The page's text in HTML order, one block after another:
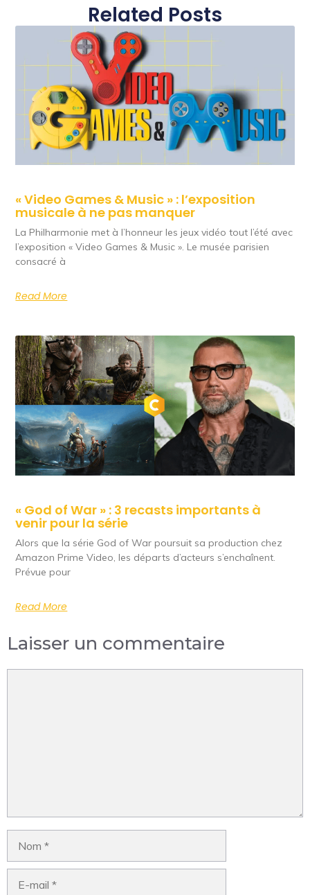
Related Posts
« Video Games & Music » : l’exposition
musicale à ne pas manquer
La Philharmonie met à l’honneur les jeux vidéo tout l’été avec
l’exposition « Video Games & Music ». Le musée parisien
consacré à
Read More
« God of War » : 3 recasts importants à
venir pour la série
Alors que la série God of War poursuit sa production chez
Amazon Prime Video, les départs d’acteurs s’enchaînent.
Prévue pour
Read More
Laisser un commentaire